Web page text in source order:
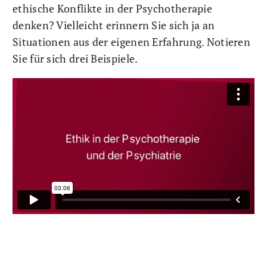
ethische Konflikte in der Psychotherapie
denken? Vielleicht erinnern Sie sich ja an
Situationen aus der eigenen Erfahrung. Notieren
Sie für sich drei Beispiele.